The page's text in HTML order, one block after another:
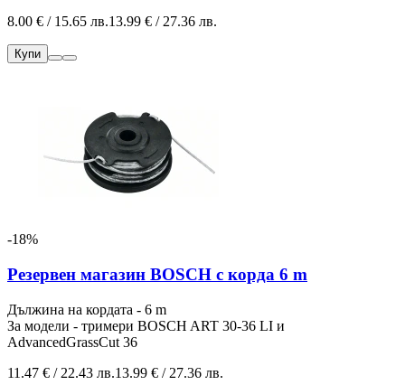
8.00 € / 15.65 лв.13.99 € / 27.36 лв.
Купи
-18%
Резервен магазин BOSCH с корда 6 m
Дължина на кордата - 6 m
За модели - тримери BOSCH ART 30-36 LI и
AdvancedGrassCut 36
11.47 € / 22.43 лв.13.99 € / 27.36 лв.